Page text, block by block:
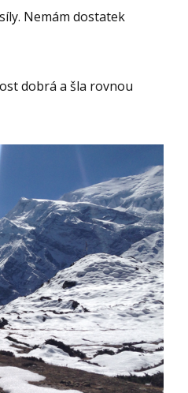
Nemám dostatek
dobrá a šla rovnou